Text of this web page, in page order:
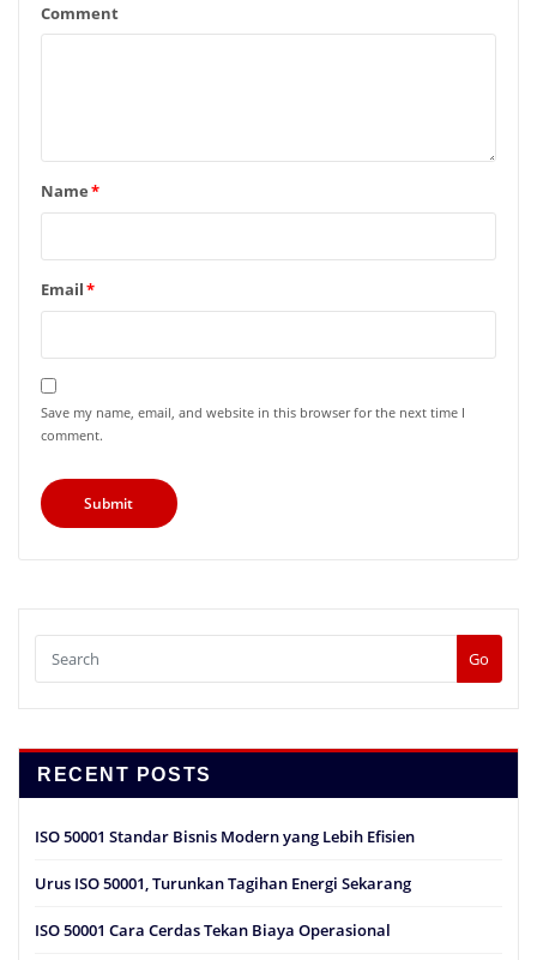
Comment
Name*
Email*
Save my name, email, and website in this browser for the next time I
comment.
Go
RECENT POSTS
ISO 50001 Standar Bisnis Modern yang Lebih Efisien
Urus ISO 50001, Turunkan Tagihan Energi Sekarang
ISO 50001 Cara Cerdas Tekan Biaya Operasional